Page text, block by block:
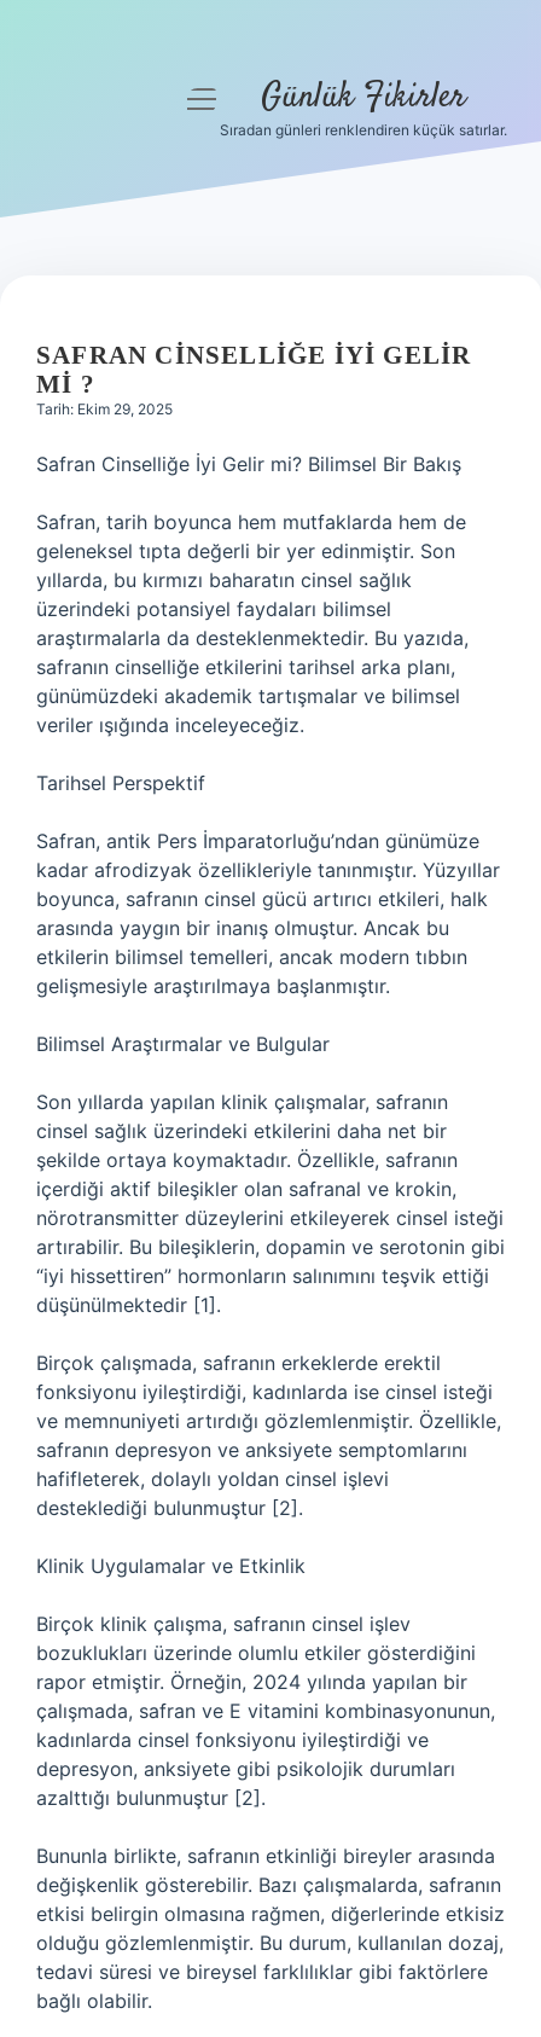
Hakkımızda
menüyü Günlük Fikirler
Sıradan günleri renklendiren küçük satırlar.
SAFRAN CINSELLIĞE IYI GELIR
MI ?
Tarih: Ekim 29, 2025
Safran Cinselliğe İyi Gelir mi? Bilimsel Bir Bakış
Safran, tarih boyunca hem mutfaklarda hem de
geleneksel tıpta değerli bir yer edinmiştir. Son
yıllarda, bu kırmızı baharatın cinsel sağlık
üzerindeki potansiyel faydaları bilimsel
araştırmalarla da desteklenmektedir. Bu yazıda,
safranın cinselliğe etkilerini tarihsel arka planı,
günümüzdeki akademik tartışmalar ve bilimsel
veriler ışığında inceleyeceğiz.
Tarihsel Perspektif
Safran, antik Pers İmparatorluğu’ndan günümüze
kadar afrodizyak özellikleriyle tanınmıştır. Yüzyıllar
boyunca, safranın cinsel gücü artırıcı etkileri, halk
arasında yaygın bir inanış olmuştur. Ancak bu
etkilerin bilimsel temelleri, ancak modern tıbbın
gelişmesiyle araştırılmaya başlanmıştır.
Bilimsel Araştırmalar ve Bulgular
Son yıllarda yapılan klinik çalışmalar, safranın
cinsel sağlık üzerindeki etkilerini daha net bir
şekilde ortaya koymaktadır. Özellikle, safranın
içerdiği aktif bileşikler olan safranal ve krokin,
nörotransmitter düzeylerini etkileyerek cinsel isteği
artırabilir. Bu bileşiklerin, dopamin ve serotonin gibi
“iyi hissettiren” hormonların salınımını teşvik ettiği
düşünülmektedir [1].
Birçok çalışmada, safranın erkeklerde erektil
fonksiyonu iyileştirdiği, kadınlarda ise cinsel isteği
ve memnuniyeti artırdığı gözlemlenmiştir. Özellikle,
safranın depresyon ve anksiyete semptomlarını
hafifleterek, dolaylı yoldan cinsel işlevi
desteklediği bulunmuştur [2].
Klinik Uygulamalar ve Etkinlik
Birçok klinik çalışma, safranın cinsel işlev
bozuklukları üzerinde olumlu etkiler gösterdiğini
rapor etmiştir. Örneğin, 2024 yılında yapılan bir
çalışmada, safran ve E vitamini kombinasyonunun,
kadınlarda cinsel fonksiyonu iyileştirdiği ve
depresyon, anksiyete gibi psikolojik durumları
azalttığı bulunmuştur [2].
Bununla birlikte, safranın etkinliği bireyler arasında
değişkenlik gösterebilir. Bazı çalışmalarda, safranın
etkisi belirgin olmasına rağmen, diğerlerinde etkisiz
olduğu gözlemlenmiştir. Bu durum, kullanılan dozaj,
tedavi süresi ve bireysel farklılıklar gibi faktörlere
bağlı olabilir.